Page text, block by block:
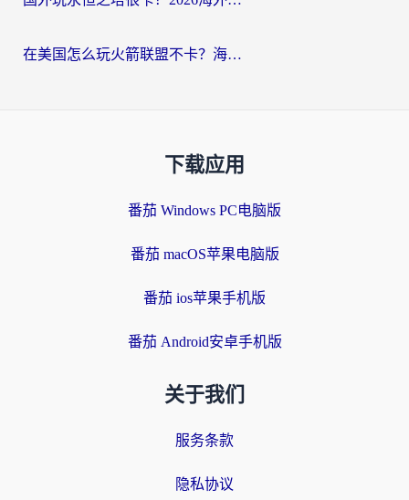
在美国怎么玩火箭联盟不卡？海外玩家国服游戏加速终极指南（附明日方舟美版王者荣耀优化技巧）
下载应用
番茄 Windows PC电脑版
番茄 macOS苹果电脑版
番茄 ios苹果手机版
番茄 Android安卓手机版
关于我们
服务条款
隐私协议